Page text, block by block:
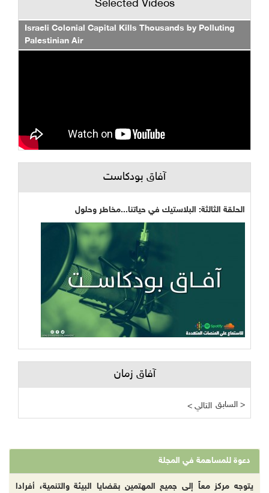
Selected Videos
Israeli Colonial Capital Kills Thousands by Polluting
Palestinian Air
آفاق بودكاست
الحلقة الثالثة: البلاستيك في حياتنا...مخاطر وحلول
آفاق زمان
< التالي السابق >
دعوة للمساهمة في المجلة
يتوجه مركز معاً إلى جميع المهتمين بقضايا البيئة والتنمية، أفرادا